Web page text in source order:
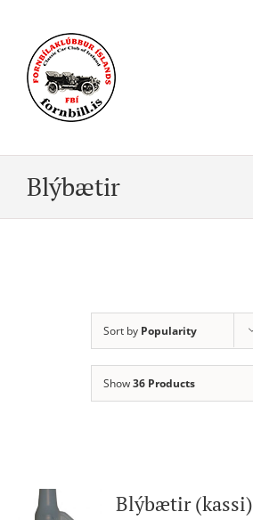
content
Blýbætir
Sort by Popularity
Show36 Products
Blýbætir (kassi)